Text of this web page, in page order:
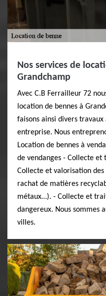
Nos services de
Grandchamp
Avec C.B Ferrailleur 72
location de bennes à
faisons ainsi divers
entreprise. Nous
Location de bennes à
de vendanges - Collecte
Collecte et valorisation
rachat de matières
métaux…). - Collecte et
dangereux. Nous sommes
villes.